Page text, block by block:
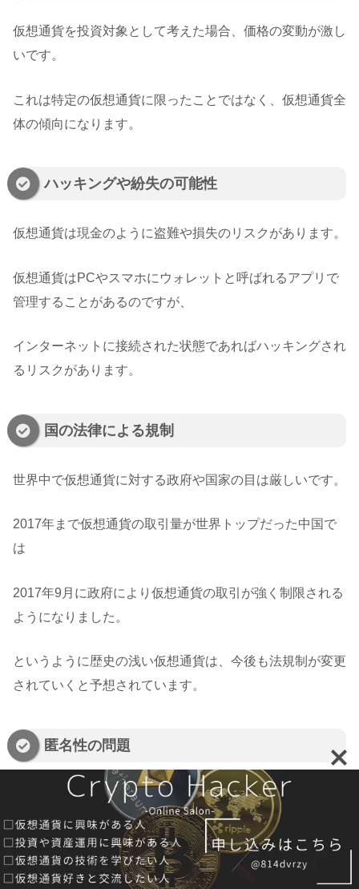
仮想通貨を投資対象として考えた場合、価格の変動が激し
いです。
これは特定の仮想通貨に限ったことではなく、仮想通貨全
体の傾向になります。
ハッキングや紛失の可能性
仮想通貨は現金のように盗難や損失のリスクがあります。
仮想通貨はPCやスマホにウォレットと呼ばれるアプリで
管理することがあるのですが、
インターネットに接続された状態であればハッキングされ
るリスクがあります。
国の法律による規制
世界中で仮想通貨に対する政府や国家の目は厳しいです。
2017年まで仮想通貨の取引量が世界トップだった中国で
は
2017年9月に政府により仮想通貨の取引が強く制限される
ようになりました。
というように歴史の浅い仮想通貨は、今後も法規制が変更
されていくと予想されています。
匿名性の問題
匿名性についてはあるのと国や中央機関は問題視ししま
す。
Bitcoin（ビットコイン）は個人情報が必要ないので、